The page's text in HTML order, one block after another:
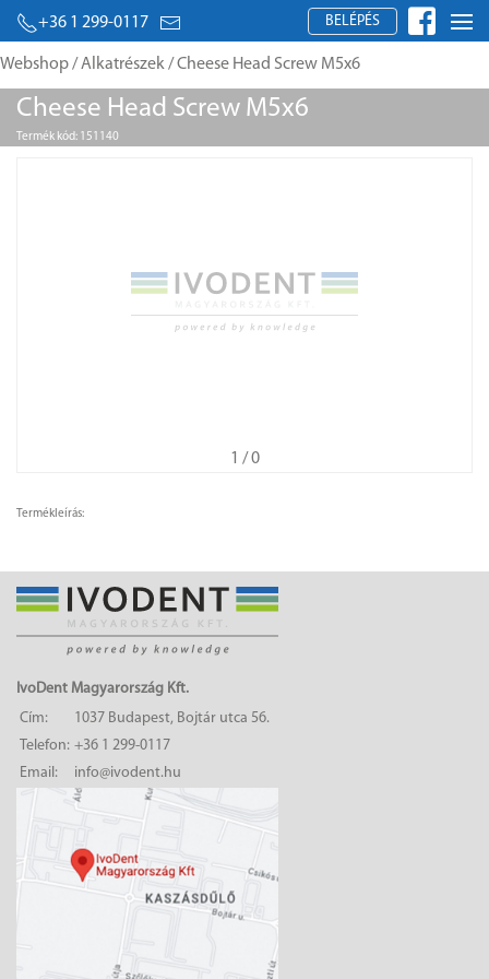
+36 1 299-0117 BELÉPÉS
Webshop/Alkatrészek/ Cheese Head Screw M5x6
Cheese Head Screw M5x6
Termék kód: 151140
1 / 0
Termékleírás:
IvoDent Magyarország Kft.
Cím:
1037 Budapest, Bojtár utca 56.
Telefon: +36 1 299-0117
Email:
info@ivodent.hu